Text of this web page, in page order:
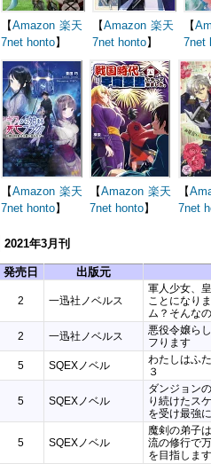
【Amazon 楽天
7net honto】
【Amazon 楽天
7net honto】
【
7net
【Amazon 楽天
7net honto】
【Amazon 楽天
7net honto】
【
7net
2021年3月刊
発売日 出版元
2 一迅社ノベルス
軍人少女、
ことになり
ム？そんな
2
一迅社ノベルス
悪役令嬢ら
フります
5
SQEXノベル
わたしはふ
３
5 SQEXノベル
ダンジョン
り続けたス
を受け最強
5 SQEXノベル
魔剣の弟子
流の修行で
を目指しま